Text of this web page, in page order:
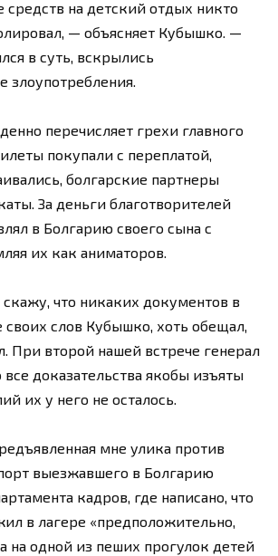
средств на детский отдых никто
— объясняет Кубышко. —
в суть, вскрылись
злоупотребления.
перечисляет грехи главного
покупали с переплатой,
болгарские партнеры
За деньги благотворителей
в Болгарию своего сына с
их как аниматоров.
скажу, что никаких документов в
слов Кубышко, хоть обещал,
При второй нашей встрече генерал
все доказательства якобы изъяты
их у него не осталось.
мне улика против
выезжавшего в Болгарию
кадров, где написано, что
в лагере «предположительно,
на одной из пеших прогулок детей